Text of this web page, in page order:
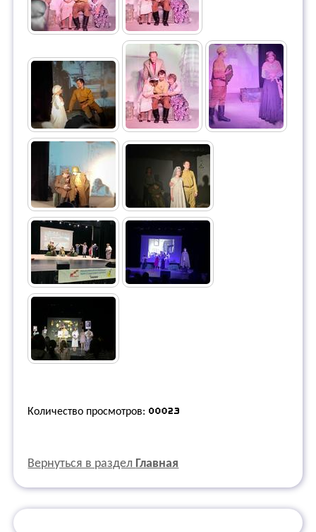
Количество просмотров:
Вернуться в раздел Главная